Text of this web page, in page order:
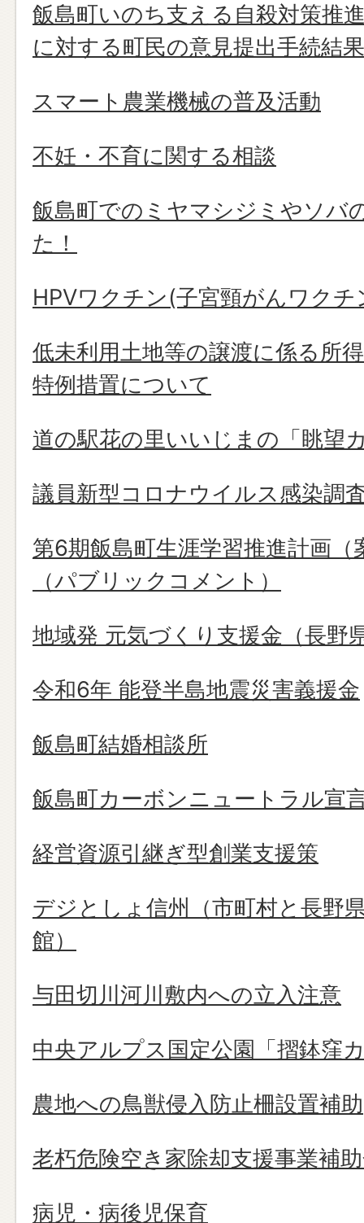
飯島町いのち支える自殺対策推
に対する町民の意見提出手続結果
スマート農業機械の普及活動
不妊・不育に関する相談
飯島町でのミヤマシジミやソバ
た！
HPVワクチン(子宮頸がんワク
低未利用土地等の譲渡に係る所
特例措置について
道の駅花の里いいじまの「眺望
議員新型コロナウイルス感染調
第6期飯島町生涯学習推進計画
（パブリックコメント）
地域発 元気づくり支援金（長野
令和6年 能登半島地震災害義援金
飯島町結婚相談所
飯島町カーボンニュートラル宣
経営資源引継ぎ型創業支援策
デジとしょ信州（市町村と長野
館）
与田切川河川敷内への立入注意
中央アルプス国定公園「摺鉢窪
農地への鳥獣侵入防止柵設置補助
老朽危険空き家除却支援事業補
病児・病後児保育